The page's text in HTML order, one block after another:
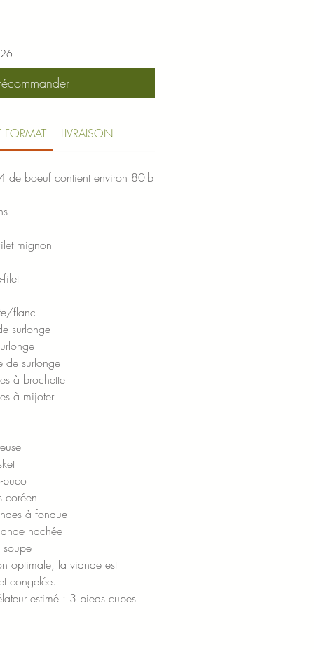
LIVRAISON
boeuf contient environ 80lb
mignon
filet
flanc
surlonge
de surlonge
à brochette
à mijoter
à fondue
hachée
optimale, la viande est
congelée.
estimé : 3 pieds cubes